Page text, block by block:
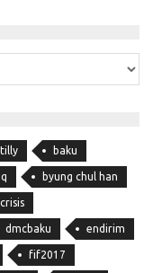
baku
byung chul han
crisis
dmcbaku endirim
fif2017